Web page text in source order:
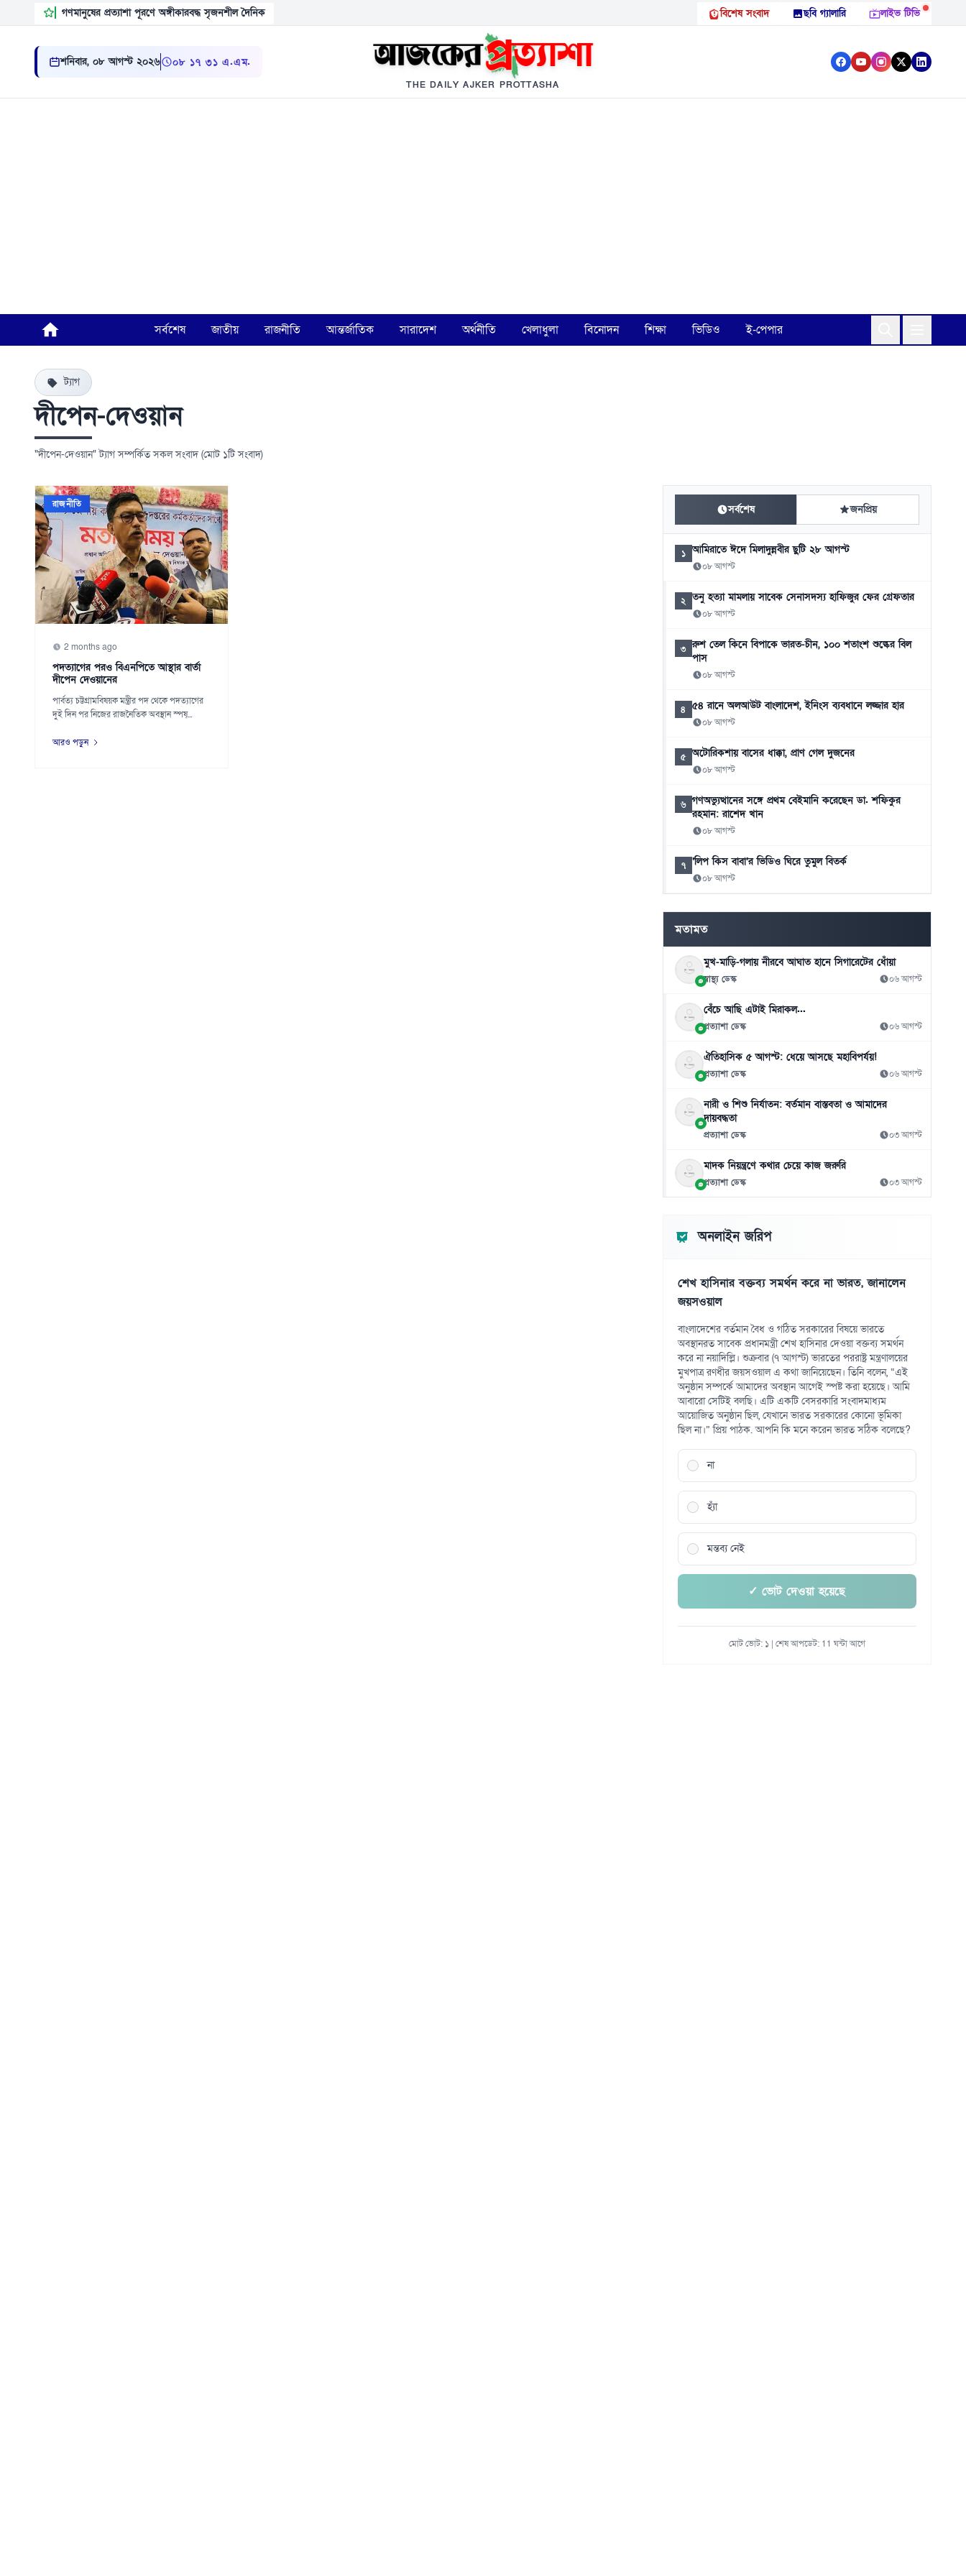
গণমানুষের প্রত্যাশা পূরণে অঙ্গীকারবদ্ধ সৃজনশীল দৈনিক বিশেষ সংবাদ ছবি গ্যালারি লাইভ টিভি
শনিবার, ০৮ আগস্ট ২০২৬ ০৮:১৭:৩২ এ.এম.
THE DAILY AJKER PROTTASHA
সর্বশেষ জাতীয় রাজনীতি আন্তর্জাতিক সারাদেশ অর্থনীতি খেলাধুলা বিনোদন শিক্ষা ভিডিও ই-পেপার
ট্যাগ
দীপেন-দেওয়ান
"দীপেন-দেওয়ান" ট্যাগ সম্পর্কিত সকল সংবাদ (মোট ১টি সংবাদ)
রাজনীতি
2 months ago
পদত্যাগের পরও বিএনপিতে আস্থার বার্তা
দীপেন দেওয়ানের
পার্বত্য চট্টগ্রামবিষয়ক মন্ত্রীর পদ থেকে পদত্যাগের
দুই দিন পর নিজের রাজনৈতিক অবস্থান স্পষ্...
আরও পড়ুন
সর্বশেষ জনপ্রিয়
১ আমিরাতে ঈদে মিলাদুন্নবীর ছুটি ২৮ আগস্ট
০৮ আগস্ট
২ তনু হত্যা মামলায় সাবেক সেনাসদস্য হাফিজুর ফের গ্রেফতার
০৮ আগস্ট
৩ রুশ তেল কিনে বিপাকে ভারত-চীন, ১০০ শতাংশ শুল্কের বিল
পাস
০৮ আগস্ট
৪ ৫৪ রানে অলআউট বাংলাদেশ, ইনিংস ব্যবধানে লজ্জার হার
০৮ আগস্ট
৫ অটোরিকশায় বাসের ধাক্কা, প্রাণ গেল দুজনের
০৮ আগস্ট
৬ গণঅভ্যুত্থানের সঙ্গে প্রথম বেইমানি করেছেন ডা. শফিকুর
রহমান: রাশেদ খান
০৮ আগস্ট
৭ ‘লিপ কিস বাবা’র ভিডিও ঘিরে তুমুল বিতর্ক
০৮ আগস্ট
৮ চলতি মাসে ফের টানা ৪ দিনের ছুটির সুযোগ
০৮ আগস্ট
মতামত
মুখ-মাড়ি-গলায় নীরবে আঘাত হানে সিগারেটের ধোঁয়া
স্বাস্থ্য ডেস্ক ০৬ আগস্ট
বেঁচে আছি এটাই মিরাকল...
প্রত্যাশা ডেস্ক ০৬ আগস্ট
ঐতিহাসিক ৫ আগস্ট: ধেয়ে আসছে মহাবিপর্যয়!
প্রত্যাশা ডেস্ক ০৬ আগস্ট
নারী ও শিশু নির্যাতন: বর্তমান বাস্তবতা ও আমাদের
দায়বদ্ধতা
প্রত্যাশা ডেস্ক ০৩ আগস্ট
মাদক নিয়ন্ত্রণে কথার চেয়ে কাজ জরুরি
প্রত্যাশা ডেস্ক ০৩ আগস্ট
অনলাইন জরিপ
শেখ হাসিনার বক্তব্য সমর্থন করে না ভারত, জানালেন
জয়সওয়াল
বাংলাদেশের বর্তমান বৈধ ও গঠিত সরকারের বিষয়ে ভারতে
অবস্থানরত সাবেক প্রধানমন্ত্রী শেখ হাসিনার দেওয়া বক্তব্য সমর্থন
করে না নয়াদিল্লি। শুক্রবার (৭ আগস্ট) ভারতের পররাষ্ট্র মন্ত্রণালয়ের
মুখপাত্র রণধীর জয়সওয়াল এ কথা জানিয়েছেন। তিনি বলেন, “এই
অনুষ্ঠান সম্পর্কে আমাদের অবস্থান আগেই স্পষ্ট করা হয়েছে। আমি
আবারো সেটিই বলছি। এটি একটি বেসরকারি সংবাদমাধ্যম
আয়োজিত অনুষ্ঠান ছিল, যেখানে ভারত সরকারের কোনো ভূমিকা
ছিল না।” প্রিয় পাঠক. আপনি কি মনে করেন ভারত সঠিক বলেছে?
না
হ্যাঁ
মন্তব্য নেই
✓ ভোট দেওয়া হয়েছে
মোট ভোট: ১ | শেষ আপডেট: 11 ঘন্টা আগে